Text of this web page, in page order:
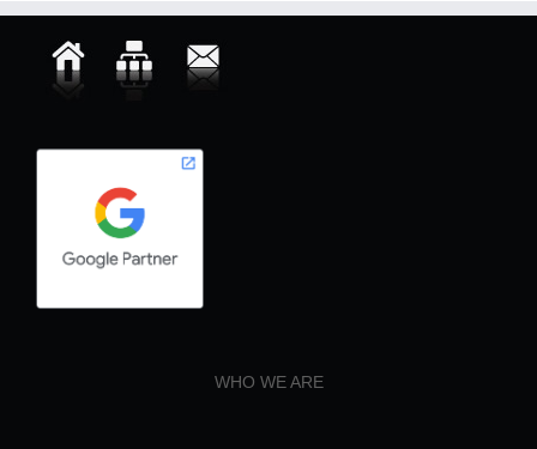
WHO WE ARE